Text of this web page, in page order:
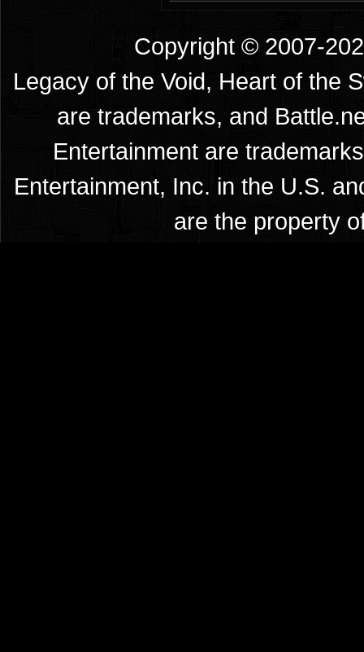
Copyright © 2007-
Legacy of the Void, Heart of the
are trademarks, and
Entertainment are
Entertainment, Inc. in the U.S.
are the property